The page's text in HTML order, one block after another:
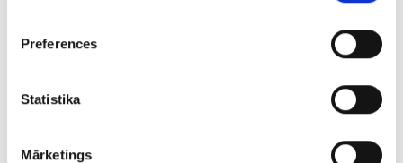
Preferences
Statistika
Mārketings